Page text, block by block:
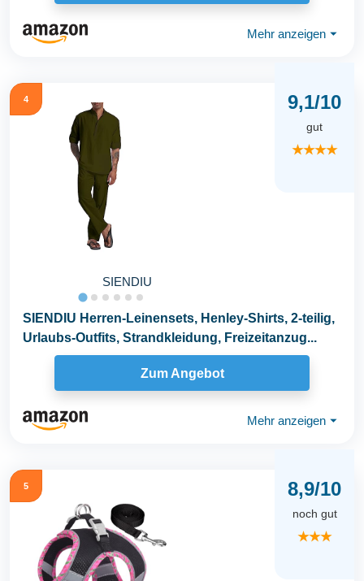
Mehr anzeigen ⏷
4
SIENDIU
9,1/10
gut
★★★★
SIENDIU Herren-Leinensets, Henley-Shirts, 2-teilig,
Urlaubs-Outfits, Strandkleidung, Freizeitanzug...
Zum Angebot
Mehr anzeigen ⏷
5 8,9/10
noch gut
★★★